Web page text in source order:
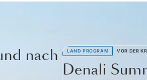
nach
LAND PROGRAM VOR DER
Denali